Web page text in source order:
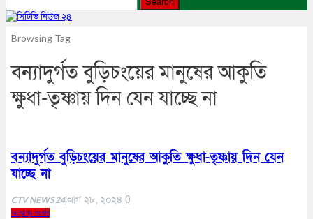
ঢাকা
ফেনী
লক্ষ্মীপুর
কক্সবাজার
সিরাজগঞ্জ
ঝালকাঠি
বৌদ্ধ
বিনোদন
Browsing Tag
বন্যাদুর্গত বুড়িচংয়ের মানুষের আকুতি
ক্ষুধা-তৃষ্ণায় দিন যেন যাচ্ছে না
বন্যাদুর্গত বুড়িচংয়ের মানুষের আকুতি ক্ষুধা-তৃষ্ণায় দিন যেন
যাচ্ছে না
CTV NEWS 24আগ ২৮, ২০২৪ 0
অন্যান্য সংবাদ